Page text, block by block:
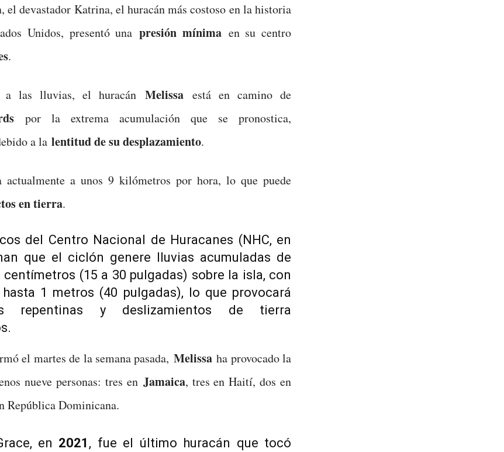
el devastador Katrina, el huracán más costoso en la historia
Unidos, presentó unapresión mínimaen su centro
.
las lluvias, el huracán Melissaestá en camino de
por la extrema acumulación que se pronostica,
a la lentitud de su desplazamiento.
actualmente a unos 9 kilómetros por hora, lo que puede
en tierra.
del Centro Nacional de Huracanes (NHC, en
que el ciclón genere lluvias acumuladas de
centímetros (15 a 30 pulgadas) sobre la isla, con
1 metros (40 pulgadas), lo que provocará
repentinas y deslizamientos de tierra
el martes de la semana pasada, Melissaha provocado la
nueve personas: tres en Jamaica, tres en Haití, dos en
República Dominicana.
en 2021 , fue el último huracán que tocó